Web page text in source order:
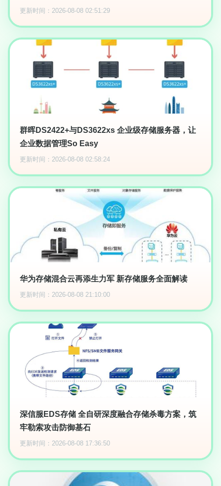
更新时间：2026-08-08 02:51:29
群晖DS2422+与DS3622xs 企业级存储服务器，让
企业数据管理So Easy
更新时间：2026-08-08 02:58:24
华为存储混合云再添生力军 新存储服务全面解读
更新时间：2026-08-08 21:10:00
深信服EDS存储 全自研深度融合存储杀毒方案，筑
牢勒索攻击防御基石
更新时间：2026-08-08 17:36:50